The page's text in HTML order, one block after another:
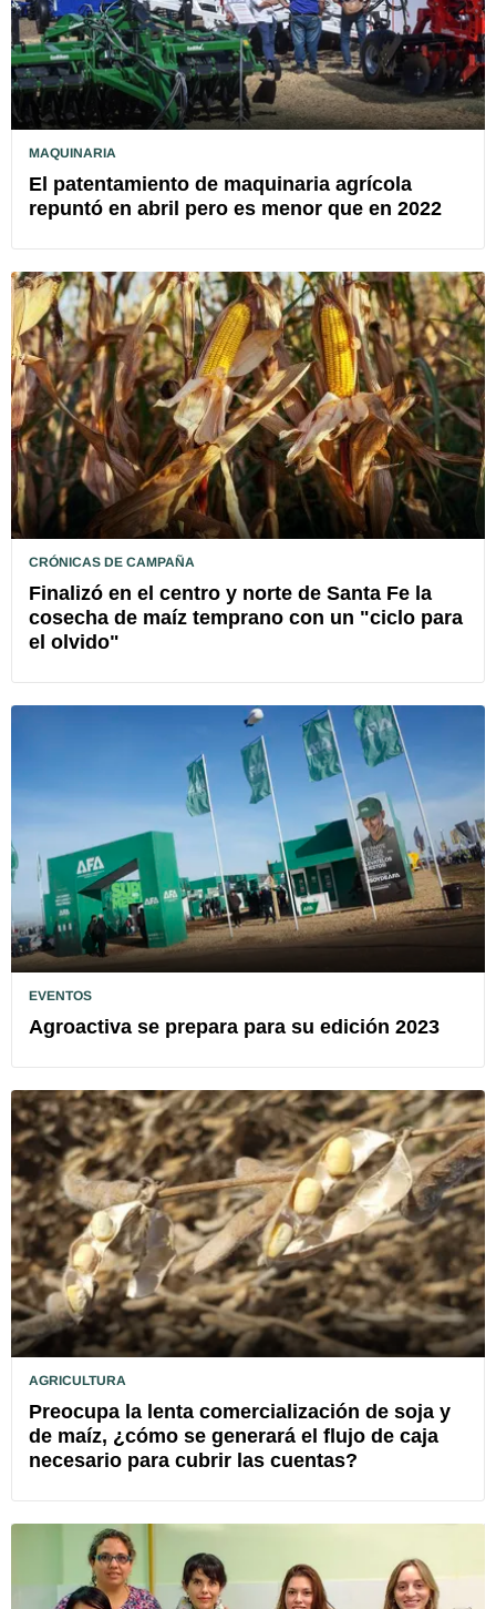
MAQUINARIA
El patentamiento de maquinaria agrícola
repuntó en abril pero es menor que en 2022
CRÓNICAS DE CAMPAÑA
Finalizó en el centro y norte de Santa Fe la
cosecha de maíz temprano con un "ciclo para
el olvido"
EVENTOS
Agroactiva se prepara para su edición 2023
AGRICULTURA
Preocupa la lenta comercialización de soja y
de maíz, ¿cómo se generará el flujo de caja
necesario para cubrir las cuentas?